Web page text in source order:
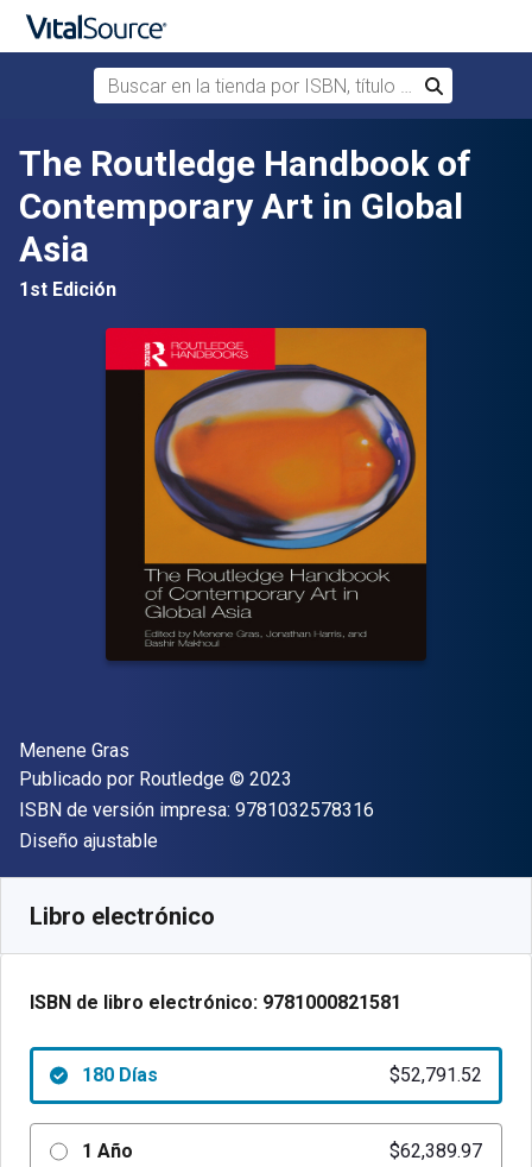
Saltar al contenido principal
Buscar en la tienda por ISBN, título o autor
Buscar
The Routledge Handbook of
Contemporary Art in Global
Asia
1st Edición
Autor(es)
Menene Gras
Editor
Publicado por Routledge Copyright
© 2023
ISBN de versión impresa: 9781032578316
Formato
Diseño ajustable
Libro electrónico
ISBN de libro electrónico: 9781000821581
180 Días $52,791.52
1 Año $62,389.97